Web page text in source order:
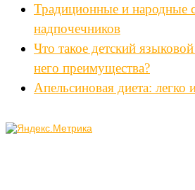
Традиционные и народные
надпочечников
Что такое детский
него преимущества?
Апельсиновая диета: легко